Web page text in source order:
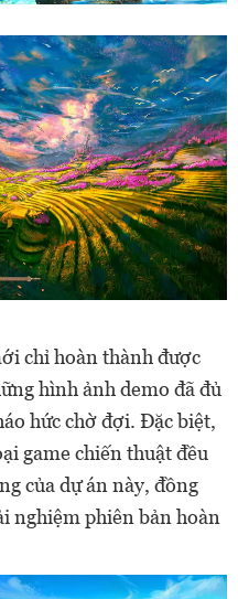
chỉ hoàn thành được
hình ảnh demo đã đủ
hức chờ đợi. Đặc biệt,
game chiến thuật đều
của dự án này, đồng
nghiệm phiên bản hoàn